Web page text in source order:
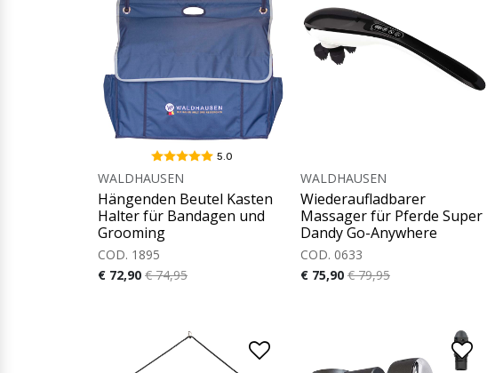
5.0
WALDHAUSEN
Hängenden Beutel Kasten
Halter für Bandagen und
Grooming
COD. 1895
€ 72,90 € 74,95
WALDHAUSEN
Wiederaufladbarer
Massager für Pferde Super
Dandy Go-Anywhere
COD. 0633
€ 75,90 € 79,95